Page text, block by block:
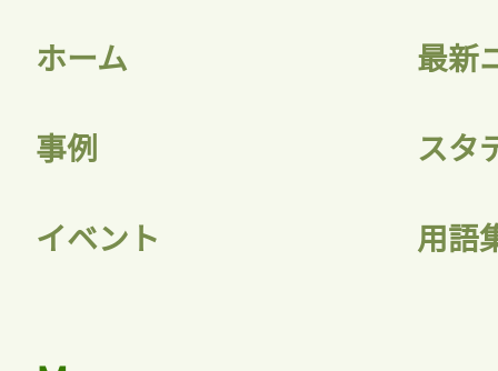
ホーム 最新
事例 スタ
イベント 用語